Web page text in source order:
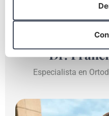
Dr.
Especialista en